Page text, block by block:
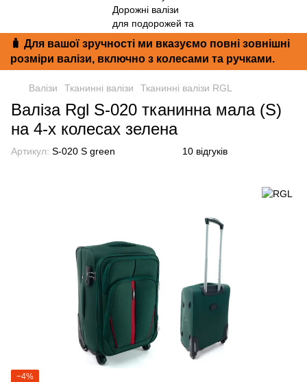
🧳 Для вашої зручності ми вказуємо повні зовнішні
розміри валізи, включно з колесами та ручками.
Валізи Тканинні валізи Тканинні валізи RGL
Валіза Rgl S-020 тканинна мала (S)
на 4-х колесах зелена
Артикул: S-020 S green 10 відгуків
−4%